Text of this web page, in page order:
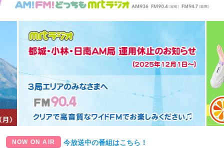
NOW ON AIR 今放送中の番組はこちら！